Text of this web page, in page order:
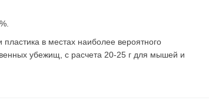
в местах наиболее вероятного
убежищ, с расчета 20-25 г для мышей и